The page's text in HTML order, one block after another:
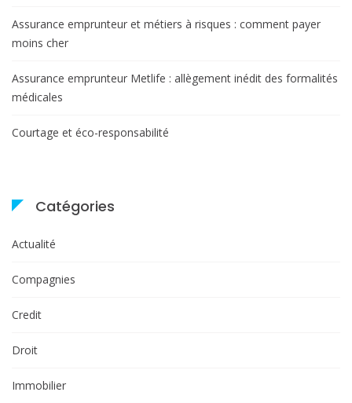
Assurance emprunteur et métiers à risques : comment payer
moins cher
Assurance emprunteur Metlife : allègement inédit des formalités
médicales
Courtage et éco-responsabilité
Catégories
Actualité
Compagnies
Credit
Droit
Immobilier